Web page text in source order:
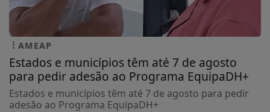
AMEAP
Estados e municípios têm até 7 de agosto
para pedir adesão ao Programa EquipaDH+
Estados e municípios têm até 7 de agosto para pedir
adesão ao Programa EquipaDH+